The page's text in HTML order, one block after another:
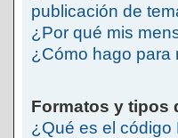
publicación de
¿Por qué mis
¿Cómo hago para
Formatos y tipos
¿Qué es el código